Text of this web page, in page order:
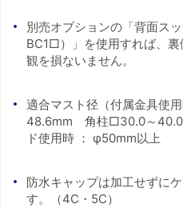
別売オプションの「背面ス
BC1□）」を使用すれば、
観を損ないません。
適合マスト径（付属金具使
48.6mm 角柱□30.0～
ド使用時 ： φ50mm以上
防水キャップは加工せずに
す。（4C・5C）